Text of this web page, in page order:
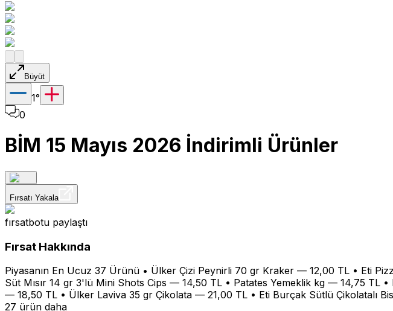
Büyüt
1°
0
BİM 15 Mayıs 2026 İndirimli Ürünler
Fırsatı Yakala
fırsatbotu paylaştı
Fırsat Hakkında
Piyasanın En Ucuz 37 Ürünü • Ülker Çizi Peynirli 70 gr Kraker — 12,00 TL • Eti
Süt Mısır 14 gr 3'lü Mini Shots Cips — 14,50 TL • Patates Yemeklik kg — 14,75 TL
— 18,50 TL • Ülker Laviva 35 gr Çikolata — 21,00 TL • Eti Burçak Sütlü Çikolatalı
27 ürün daha